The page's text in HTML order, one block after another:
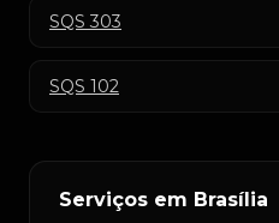
SQS 303
SQS 102
Serviços em Brasília